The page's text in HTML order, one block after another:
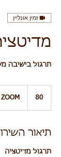
זמין אונליין
תרגול בישיבה
80
ZOOM
תיאור
תרגול מדיטציה